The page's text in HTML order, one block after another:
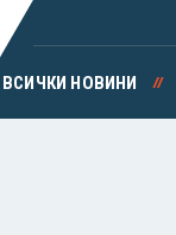
ВСИЧКИ НОВИНИ